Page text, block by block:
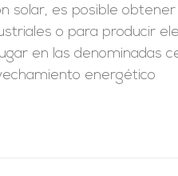
solar, es posible
o para producir
en las denominadas
energético